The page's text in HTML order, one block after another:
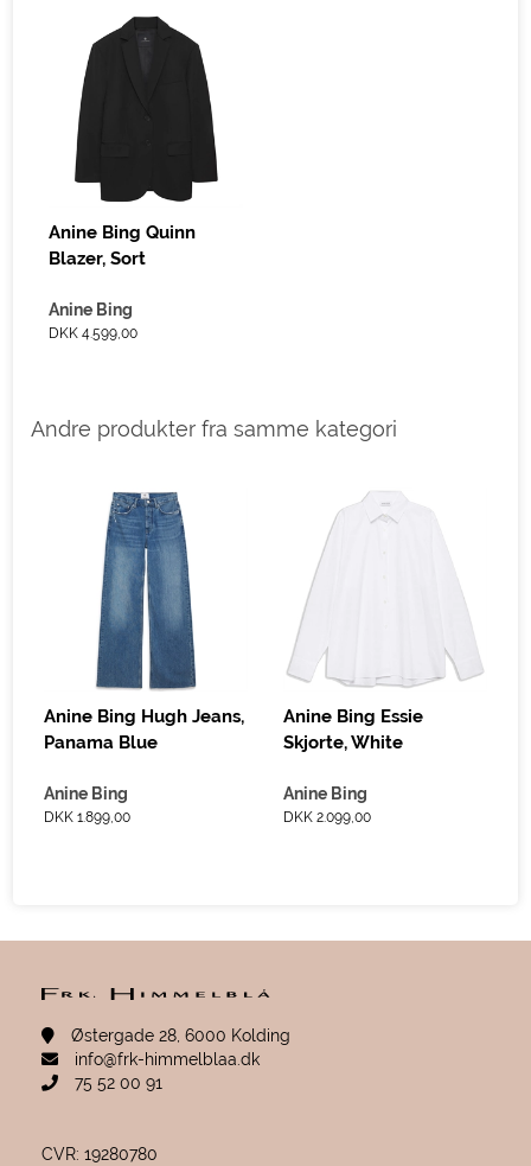
Anine Bing Quinn
Blazer, Sort
Anine Bing
DKK 4.599,00
Andre produkter fra samme kategori
Anine Bing Hugh Jeans,
Panama Blue
Anine Bing
DKK 1.899,00
Anine Bing Essie
Skjorte, White
Anine Bing
DKK 2.099,00
Østergade 28, 6000 Kolding
info@frk-himmelblaa.dk
75 52 00 91
CVR: 19280780